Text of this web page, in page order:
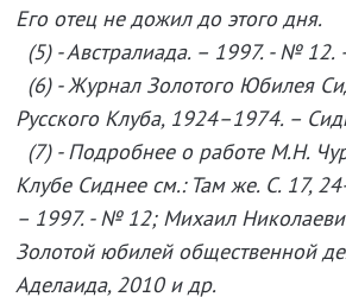
Его отец не дожил до этого дня.
(5) - Австралиада. – 1997. - № 12.
(6) - Журнал Золотого Юбилея
Русского Клуба, 1924–1974. –
(7) - Подробнее о работе М.Н.
Клубе Сиднее см.: Там же. С. 17,
– 1997. - № 12; Михаил
Золотой юбилей общественной
Аделаида, 2010 и др.